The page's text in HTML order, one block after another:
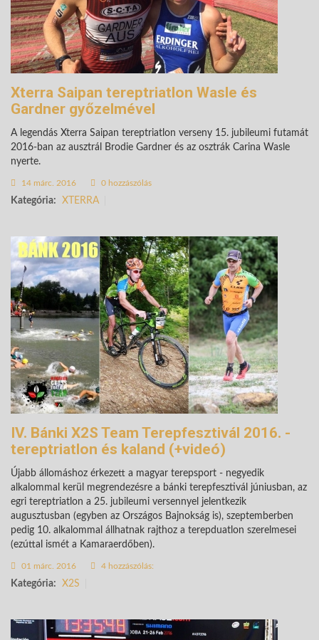
Xterra Saipan tereptriatlon Wasle és
Gardner győzelmével
A legendás Xterra Saipan tereptriatlon verseny 15. jubileumi futamát
2016-ban az ausztrál Brodie Gardner és az osztrák Carina Wasle
nyerte.
14 márc. 2016 0 hozzászólás
Kategória: XTERRA
IV. Bánki X2S Team Terepfesztivál 2016. -
tereptriatlon és kaland (+videó)
Újabb állomáshoz érkezett a magyar terepsport - negyedik
alkalommal kerül megrendezésre a bánki terepfesztivál júniusban, az
egri tereptriatlon a 25. jubileumi versennyel jelentkezik
augusztusban (egyben az Országos Bajnokság is), szeptemberben
pedig 10. alkalommal állhatnak rajthoz a terepduatlon szerelmesei
(ezúttal ismét a Kamaraerdőben).
01 márc. 2016 4 hozzászólás:
Kategória: X2S